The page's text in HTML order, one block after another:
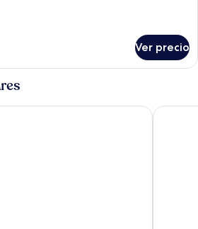
Ver precio